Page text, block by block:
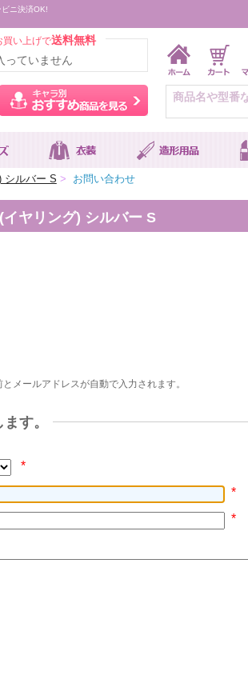
ニ決済OK!
買い上げで送料無料
っていません
ィッグをカラーから探す キャラ別おすす
シルバー S > お問い合わせ
ヤリング) シルバー S
メールアドレスが自動で入力されます。
す。
*
*
*